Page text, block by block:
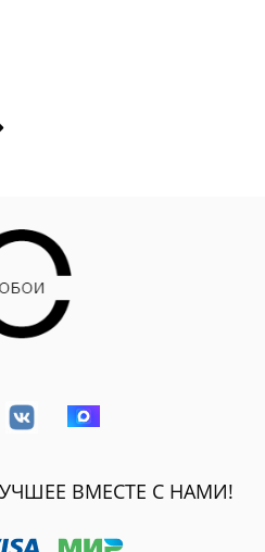
ВМЕСТЕ С НАМИ!